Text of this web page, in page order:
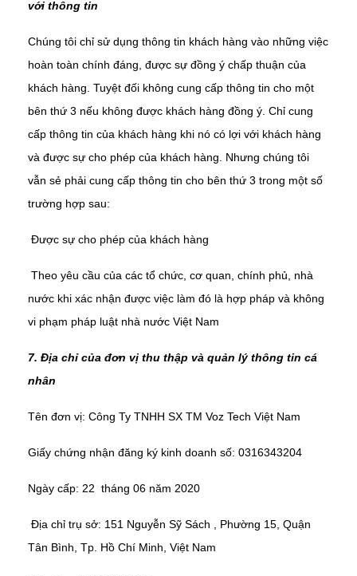
với thông tin
Chúng tôi chỉ sử dụng thông tin khách hàng vào những việc
hoàn toàn chính đáng, được sự đồng ý chấp thuận của
khách hàng. Tuyệt đối không cung cấp thông tin cho một
bên thứ 3 nếu không được khách hàng đồng ý. Chỉ cung
cấp thông tin của khách hàng khi nó có lợi với khách hàng
và được sự cho phép của khách hàng. Nhưng chúng tôi
vẫn sẻ phải cung cấp thông tin cho bên thứ 3 trong một số
trường hợp sau:
Được sự cho phép của khách hàng
Theo yêu cầu của các tổ chức, cơ quan, chính phủ, nhà
nước khi xác nhận được việc làm đó là hợp pháp và không
vi phạm pháp luật nhà nước Việt Nam
7. Địa chỉ của đơn vị thu thập và quản lý thông tin cá
nhân
Tên đơn vị: Công Ty TNHH SX TM Voz Tech Việt Nam
Giấy chứng nhận đăng ký kinh doanh số: 0316343204
Ngày cấp: 22 tháng 06 năm 2020
Địa chỉ trụ sở: 151 Nguyễn Sỹ Sách , Phường 15, Quận
Tân Bình, Tp. Hồ Chí Minh, Việt Nam